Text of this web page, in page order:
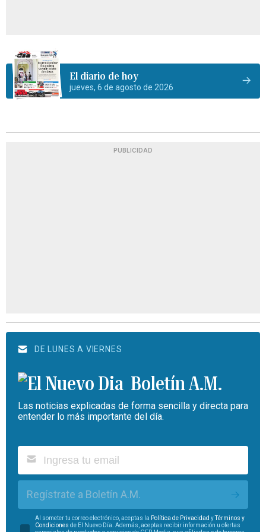
El diario de hoy
jueves, 6 de agosto de 2026
PUBLICIDAD
DE LUNES A VIERNES
Boletín A.M.
Las noticias explicadas de forma sencilla y directa para
entender lo más importante del día.
Regístrate a Boletín A.M.
Al someter tu correo electrónico, aceptas la Política de Privacidad yTérminos y
Condiciones de El Nuevo Día. Además, aceptas recibir información u ofertas